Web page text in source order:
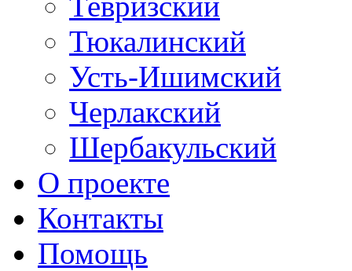
Тюкалинский
Усть-Ишимский
Черлакский
Шербакульский
О проекте
Контакты
Помощь